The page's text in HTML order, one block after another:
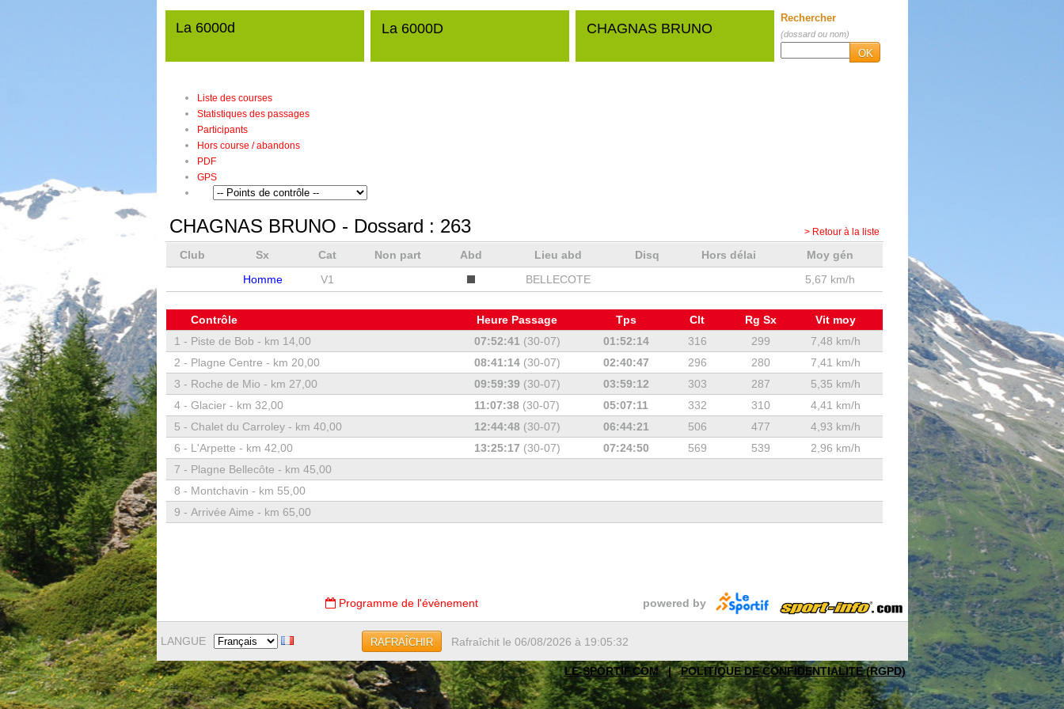
La 6000d La 6000D CHAGNAS BRUNO
Rechercher
(dossard ou nom)
OK
Liste des courses
Statistiques des passages
Participants
Hors course / abandons
PDF
GPS
CHAGNAS BRUNO - Dossard : 263 > Retour à la liste
Club Sx Cat Non part Abd Lieu abd Disq Hors délai
Moy gén
Homme
V1 BELLECOTE 5,67 km/h
Contrôle Heure Passage Tps Clt Rg Sx
Vit moy
1 - Piste de Bob - km 14,00 07:52:41 (30-07) 01:52:14 316 299
7,48 km/h
2 - Plagne Centre - km 20,00 08:41:14(30-07) 02:40:47 296 280
7,41 km/h
3 - Roche de Mio - km 27,00 09:59:39 (30-07) 03:59:12 303 287
5,35 km/h
4 - Glacier - km 32,00 11:07:38 (30-07) 05:07:11 332 310
4,41 km/h
5 - Chalet du Carroley - km 40,00 12:44:48 (30-07) 06:44:21 506 477
4,93 km/h
6 - L'Arpette - km 42,00 13:25:17 (30-07) 07:24:50 569 539
2,96 km/h
7 - Plagne Bellecôte - km 45,00
8 - Montchavin - km 55,00
9 - Arrivée Aime - km 65,00
Programme de l'évènement powered by
LANGUE RAFRAÎCHIR Rafraîchit le 06/08/2026 à 19:05:32
LE-SPORTIF.COM | POLITIQUE DE CONFIDENTIALITE (RGPD)